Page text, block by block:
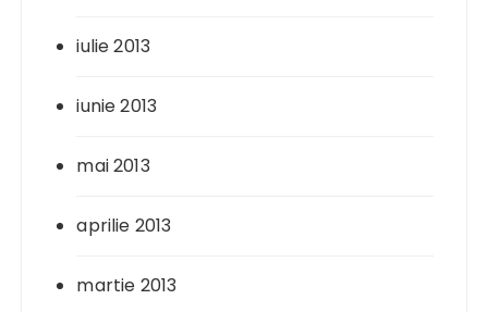
iulie 2013
iunie 2013
mai 2013
aprilie 2013
martie 2013